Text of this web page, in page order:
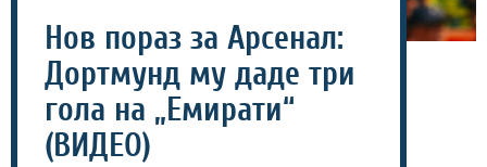
Нов пораз за Арсенал:
Дортмунд му даде три
гола на „Емирати“
(ВИДЕО)